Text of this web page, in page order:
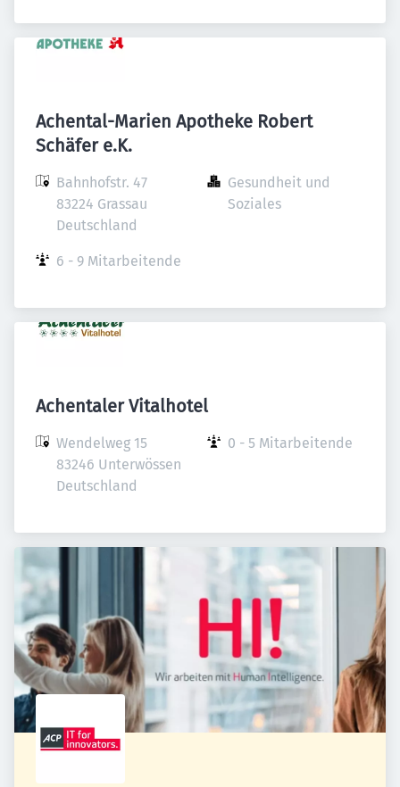
Achental-Marien Apotheke Robert
Schäfer e.K.
Bahnhofstr. 47
83224 Grassau
Deutschland
Gesundheit und
Soziales
6 - 9 Mitarbeitende
Achentaler Vitalhotel
Wendelweg 15
83246 Unterwössen
Deutschland
0 - 5 Mitarbeitende